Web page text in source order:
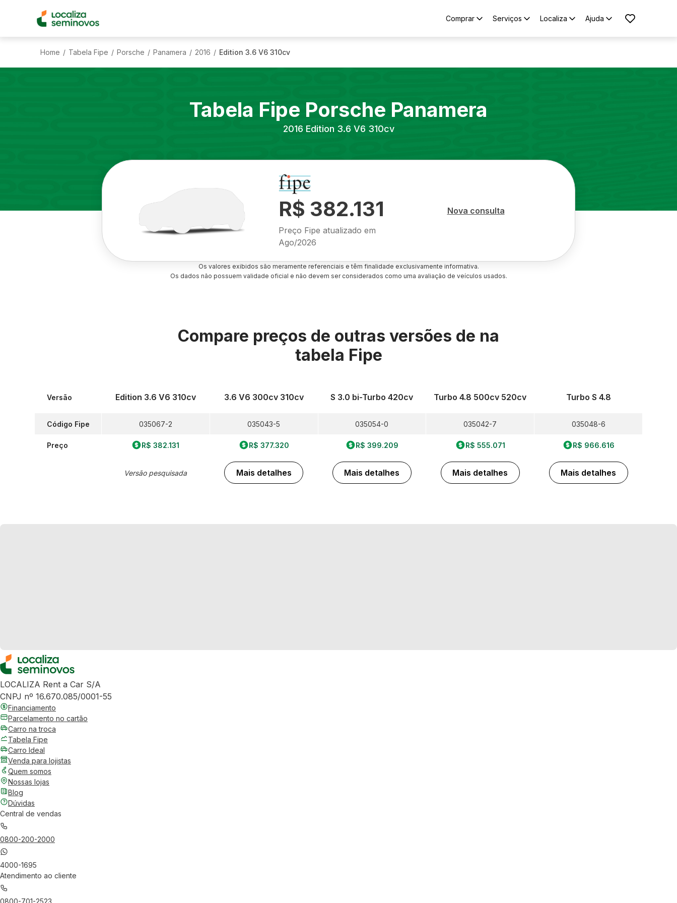
Comprar Serviços Localiza Ajuda
Home / Tabela Fipe / Porsche / Panamera / 2016 / Edition 3.6 V6 310cv
Tabela Fipe Porsche Panamera
2016 Edition 3.6 V6 310cv
R$ 382.131
Preço Fipe atualizado em
Ago/2026
Nova consulta
Os valores exibidos são meramente referenciais e têm finalidade exclusivamente informativa.
Os dados não possuem validade oficial e não devem ser considerados como uma avaliação de veículos usados.
Compare preços de outras versões de na
tabela Fipe
Versão
Código Fipe
Preço
Edition 3.6 V6 310cv
035067-2
R$ 382.131
Versão pesquisada
3.6 V6 300cv 310cv
035043-5
R$ 377.320
Mais detalhes
S 3.0 bi-Turbo 420cv
035054-0
R$ 399.209
Mais detalhes
Turbo 4.8 500cv 520cv
035042-7
R$ 555.071
Mais detalhes
Turbo S 4.8
035048-6
R$ 966.616
Mais detalhes
LOCALIZA Rent a Car S/A
CNPJ nº 16.670.085/0001-55
Financiamento
Parcelamento no cartão
Carro na troca
Tabela Fipe
Carro Ideal
Venda para lojistas
Quem somos
Nossas lojas
Blog
Dúvidas
Central de vendas
0800-200-2000
4000-1695
Atendimento ao cliente
0800-701-2523